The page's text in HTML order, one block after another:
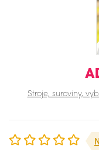
Stroje, suroviny,